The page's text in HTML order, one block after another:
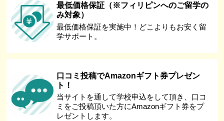
最低価格保証（※フィリピンへのご留学の
み対象）
最低価格保証を実施中！どこよりもお安く留
学サポート。
口コミ投稿でAmazonギフト券プレゼン
ト！
当サイトを通して学校申込をして頂き、口コ
ミをご投稿頂いた方にAmazonギフト券をプ
レゼントします。